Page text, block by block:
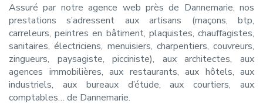
Assuré par notre agence web près de Dannemarie, nos
prestations s’adressent aux artisans (maçons, btp,
carreleurs, peintres en bâtiment, plaquistes, chauffagistes,
sanitaires, électriciens, menuisiers, charpentiers, couvreurs,
zingueurs, paysagiste, picciniste), aux architectes, aux
agences immobilières, aux restaurants, aux hôtels, aux
industriels, aux bureaux d’étude, aux courtiers, aux
comptables… de Dannemarie.